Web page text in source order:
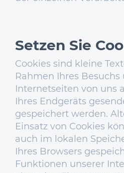
Setzen Sie
Cookies sind kleine
Rahmen Ihres Besuchs
Internetseiten von uns
Ihres Endgeräts
gespeichert werden.
Einsatz von Cookies
auch im lokalen
Ihres Browsers
Funktionen unserer